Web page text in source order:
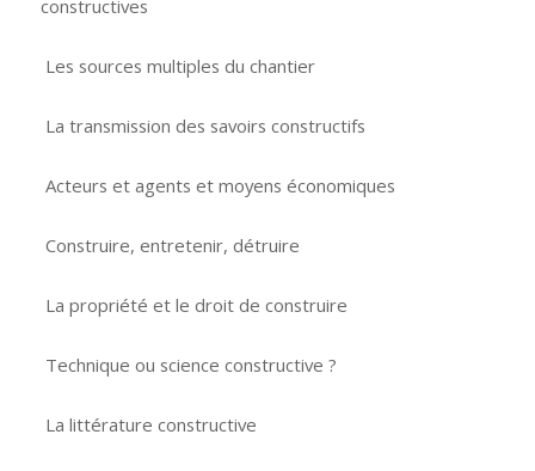
constructives
Les sources multiples du chantier
La transmission des savoirs constructifs
Acteurs et agents et moyens économiques
Construire, entretenir, détruire
La propriété et le droit de construire
Technique ou science constructive ?
La littérature constructive